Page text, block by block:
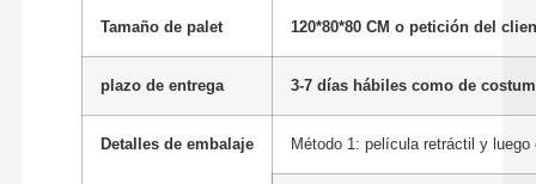
Tamaño de palet 120*80*80 CM o petición del
plazo de entrega 3-7 días hábiles como de
Detalles de embalaje Método 1: película retráctil y luego